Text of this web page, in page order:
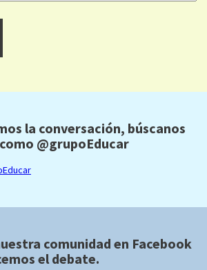
la conversación, búscanos
@grupoEducar
comunidad en Facebook
el debate.